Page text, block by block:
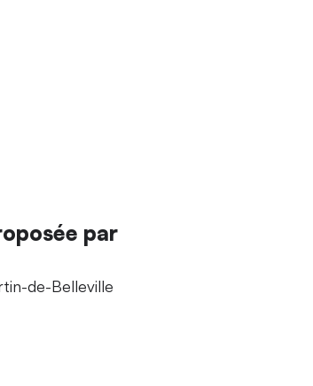
par
de-Belleville